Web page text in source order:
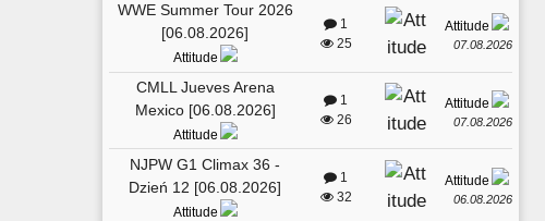
WWE Summer Tour 2026
[06.08.2026]
Attitude
1
25
Attitude
07.08.2026
CMLL Jueves Arena
Mexico [06.08.2026]
Attitude
1
26
Attitude
07.08.2026
NJPW G1 Climax 36 -
Dzień 12 [06.08.2026]
Attitude
1
32
Attitude
06.08.2026